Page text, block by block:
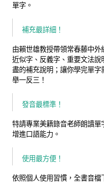
單字。
補充最詳細！
由賴世雄教授帶領常春藤中外
近似字、反義字、重要文法
盡的補充說明；讓你學完單字
舉一反三！
發音最標準！
特請專業美籍錄音老師朗讀
增進口語能力。
使用最方便！
依照個人使用習慣，全書音